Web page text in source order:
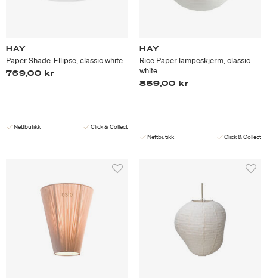
HAY
Paper Shade-Ellipse, classic white
769,00 kr
Nettbutikk Click & Collect
HAY
Rice Paper lampeskjerm, classic
white
859,00 kr
Nettbutikk Click & Collect